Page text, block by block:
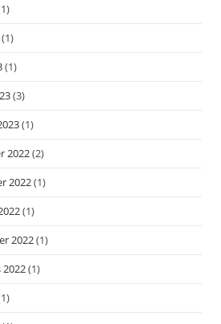
(1)
(1)
(3)
(1)
2022(2)
2022(1)
(1)
2022(1)
(1)